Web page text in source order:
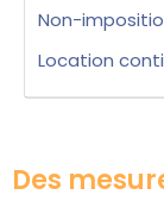
Non-
Location
Des